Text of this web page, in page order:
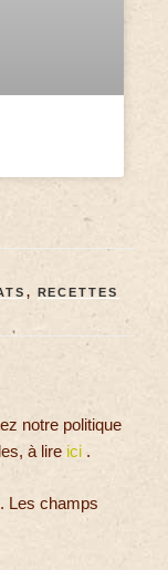
, RECETTES
notre politique
à lire ici .
Les champs